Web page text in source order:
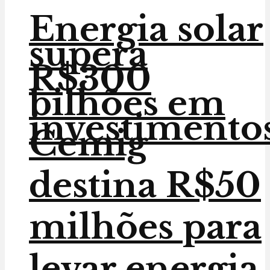
Energia solar
supera
R$300
bilhões em
Cemig
destina R$50
milhões para